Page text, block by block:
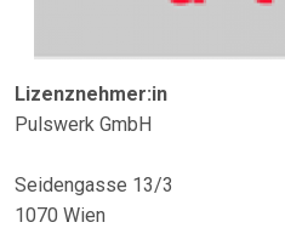
Lizenznehmer:in
Pulswerk GmbH
Seidengasse 13/3
1070 Wien